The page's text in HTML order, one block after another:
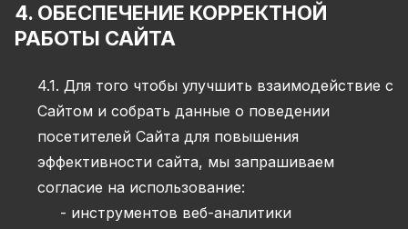
4. ОБЕСПЕЧЕНИЕ КОРРЕКТНОЙ
РАБОТЫ САЙТА
4.1. Для того чтобы улучшить взаимодействие с
Сайтом и собрать данные о поведении
посетителей Сайта для повышения
эффективности сайта, мы запрашиваем
согласие на использование:
- инструментов веб-аналитики